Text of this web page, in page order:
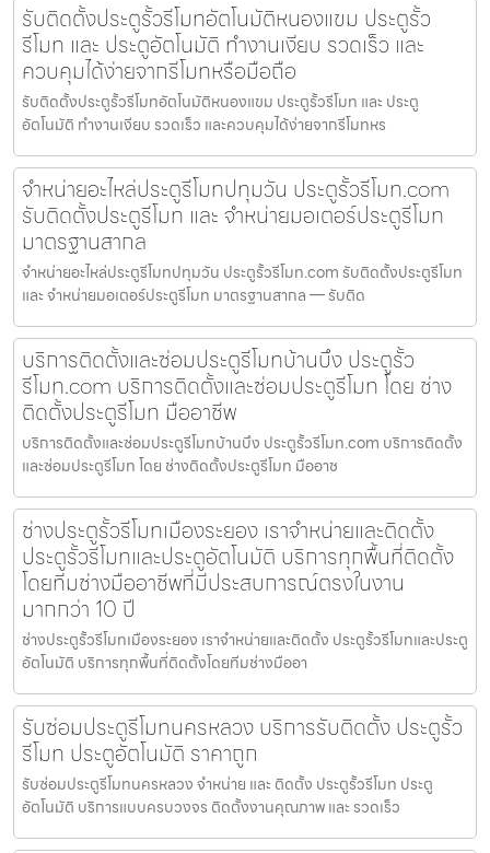
รับติดตั้งประตูรั้วรีโมทอัตโนมัติหนองแขม ประตูรั้ว
รีโมท และ ประตูอัตโนมัติ ทำงานเงียบ รวดเร็ว และ
ควบคุมได้ง่ายจากรีโมทหรือมือถือ
รับติดตั้งประตูรั้วรีโมทอัตโนมัติหนองแขม ประตูรั้วรีโมท และ ประตู
อัตโนมัติ ทำงานเงียบ รวดเร็ว และควบคุมได้ง่ายจากรีโมทหร
จำหน่ายอะไหล่ประตูรีโมทปทุมวัน ประตูรั้วรีโมท.com
รับติดตั้งประตูรีโมท และ จำหน่ายมอเตอร์ประตูรีโมท
มาตรฐานสากล
จำหน่ายอะไหล่ประตูรีโมทปทุมวัน ประตูรั้วรีโมท.com รับติดตั้งประตูรีโมท
และ จำหน่ายมอเตอร์ประตูรีโมท มาตรฐานสากล — รับติด
บริการติดตั้งและซ่อมประตูรีโมทบ้านบึง ประตูรั้ว
รีโมท.com บริการติดตั้งและซ่อมประตูรีโมท โดย ช่าง
ติดตั้งประตูรีโมท มืออาชีพ
บริการติดตั้งและซ่อมประตูรีโมทบ้านบึง ประตูรั้วรีโมท.com บริการติดตั้ง
และซ่อมประตูรีโมท โดย ช่างติดตั้งประตูรีโมท มืออาช
ช่างประตูรั้วรีโมทเมืองระยอง เราจำหน่ายและติดตั้ง
ประตูรั้วรีโมทและประตูอัตโนมัติ บริการทุกพื้นที่ติดตั้ง
โดยทีมช่างมืออาชีพที่มีประสบการณ์ตรงในงาน
มากกว่า 10 ปี
ช่างประตูรั้วรีโมทเมืองระยอง เราจำหน่ายและติดตั้ง ประตูรั้วรีโมทและประตู
อัตโนมัติ บริการทุกพื้นที่ติดตั้งโดยทีมช่างมืออา
รับซ่อมประตูรีโมทนครหลวง บริการรับติดตั้ง ประตูรั้ว
รีโมท ประตูอัตโนมัติ ราคาถูก
รับซ่อมประตูรีโมทนครหลวง จำหน่าย และ ติดตั้ง ประตูรั้วรีโมท ประตู
อัตโนมัติ บริการแบบครบวงจร ติดตั้งงานคุณภาพ และ รวดเร็ว